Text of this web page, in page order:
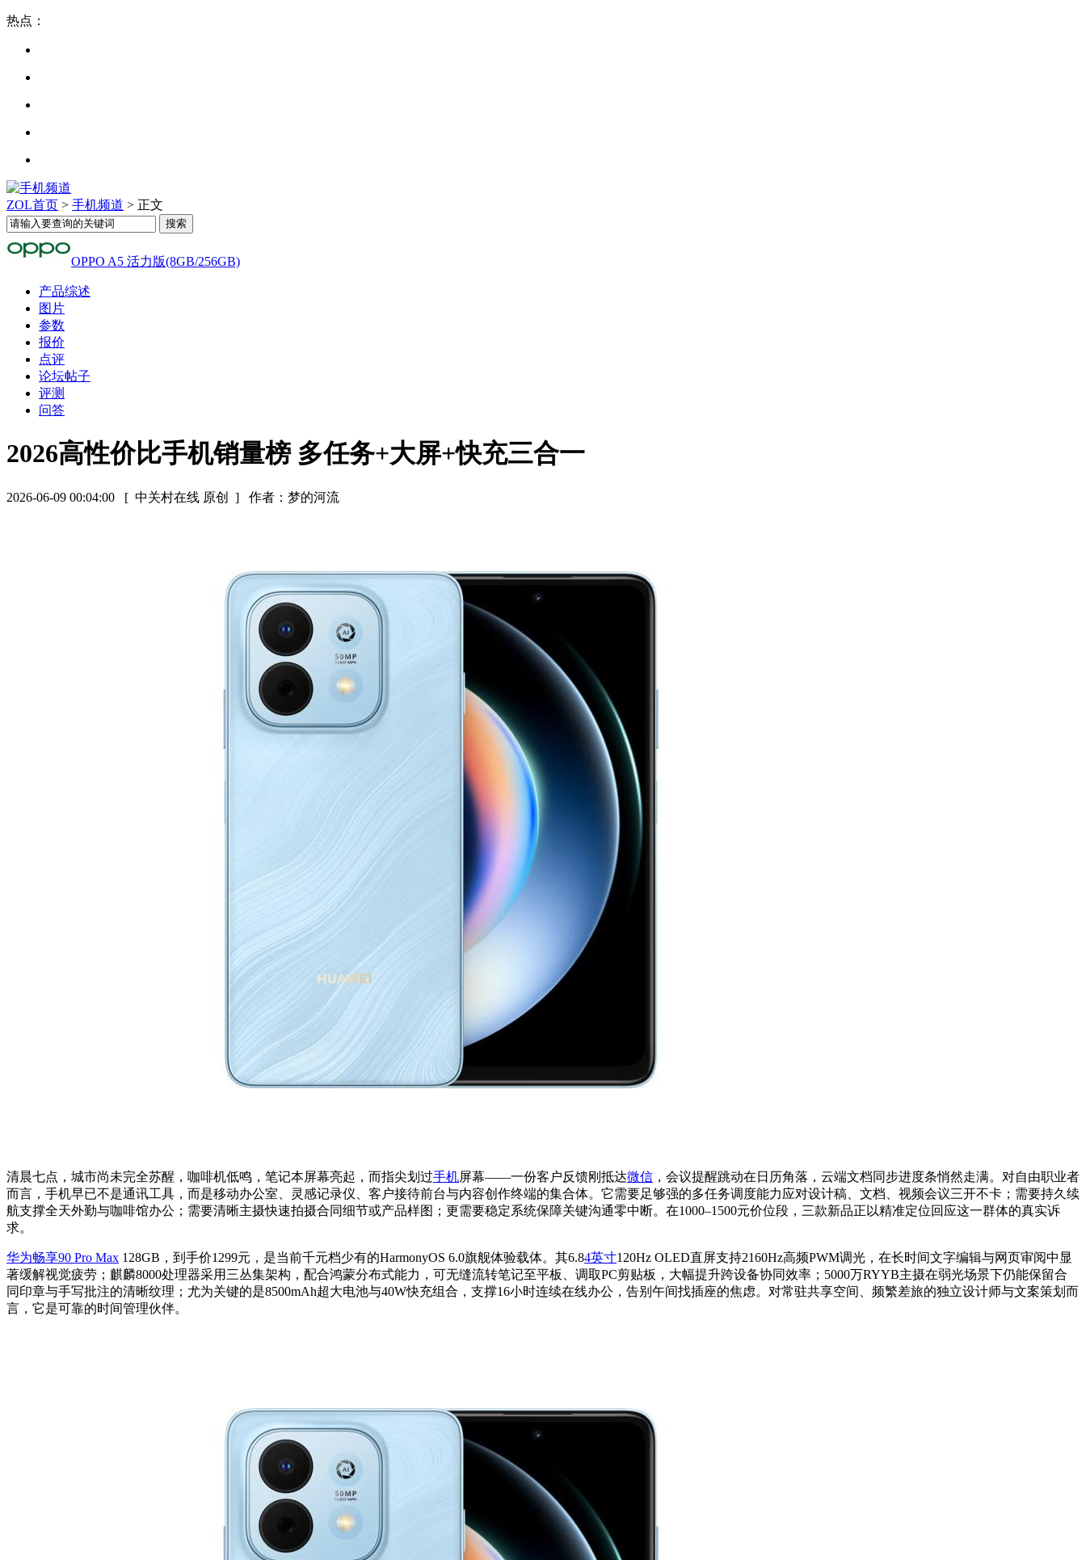
热点：
ZOL首页 > 手机频道 > 正文
OPPO A5 活力版(8GB/256GB)
产品综述
图片
参数
报价
点评
论坛帖子
评测
问答
2026高性价比手机销量榜 多任务+大屏+快充三合一
2026-06-09 00:04:00 [ 中关村在线 原创 ] 作者：梦的河流
清晨七点，城市尚未完全苏醒，咖啡机低鸣，笔记本屏幕亮起，而指尖划过手机屏幕——一份客户反馈刚抵达微信 ，会议提醒跳动在日历角落，云端文档同步进度条悄然走满。对自由职业者
而言，手机早已不是通讯工具，而是移动办公室、灵感记录仪、客户接待前台与内容创作终端的集合体。它需要足够强的多任务调度能力应对设计稿、文档、视频会议三开不卡；需要持久续
航支撑全天外勤与咖啡馆办公；需要清晰主摄快速拍摄合同细节或产品样图；更需要稳定系统保障关键沟通零中断。在1000–1500元价位段，三款新品正以精准定位回应这一群体的真实诉
求。
华为畅享90 Pro Max 128GB，到手价1299元，是当前千元档少有的HarmonyOS 6.0旗舰体验载体。其6.84英寸120Hz OLED直屏支持2160Hz高频PWM调光，在长时间文字编辑与网页审阅中显
著缓解视觉疲劳；麒麟8000处理器采用三丛集架构，配合鸿蒙分布式能力，可无缝流转笔记至平板、调取PC剪贴板，大幅提升跨设备协同效率；5000万RYYB主摄在弱光场景下仍能保留合
同印章与手写批注的清晰纹理；尤为关键的是8500mAh超大电池与40W快充组合，支撑16小时连续在线办公，告别午间找插座的焦虑。对常驻共享空间、频繁差旅的独立设计师与文案策划而
言，它是可靠的时间管理伙伴。